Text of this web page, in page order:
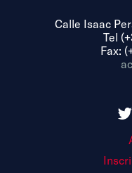
Calle Isaac
Tel
Fax: